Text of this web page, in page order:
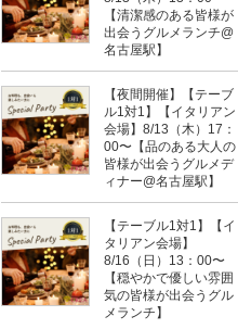
【清潔感のある皆様が
出会うグルメランチ@
名古屋駅】
【夜間開催】【テーブ
ル1対1】【イタリアン
会場】8/13（木）17：
00〜【品のある大人の
皆様が出会うグルメデ
ィナー@名古屋駅】
【テーブル1対1】【イ
タリアン会場】
8/16（日）13：00〜
【穏やかで優しい雰囲
気の皆様が出会うグル
メランチ】